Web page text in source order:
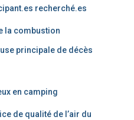
recherché.es
la combustion
principale de décès
en camping
de qualité de l’air du